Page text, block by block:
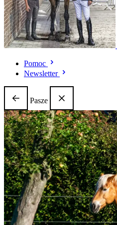
Pomoc
Newsletter
Pasze